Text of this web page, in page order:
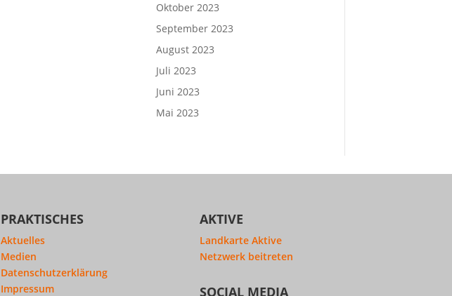
Oktober 2023
September 2023
August 2023
Juli 2023
Juni 2023
Mai 2023
PRAKTISCHES
Aktuelles
Medien
Datenschutzerklärung
Impressum
AKTIVE
Landkarte Aktive
Netzwerk beitreten
SOCIAL MEDIA